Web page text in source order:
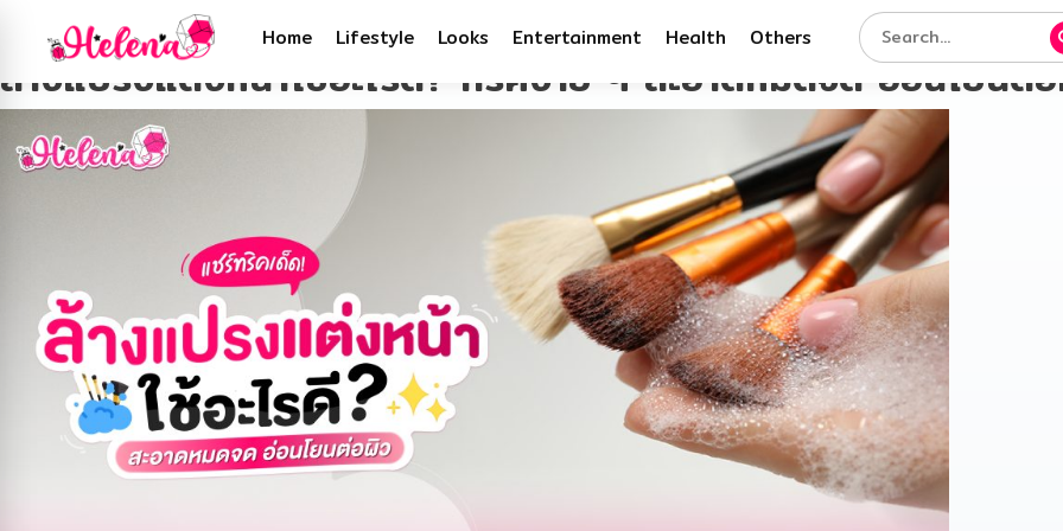
Home Lifestyle Looks Entertainment Health Others
Tag:วิธีล้างแปรงแต่งหน้า
ล้างแปรงแต่งหน้าใช้อะไรดี? ทริคง่าย ๆ สะอาดหมดจด อ่อนโยนต่